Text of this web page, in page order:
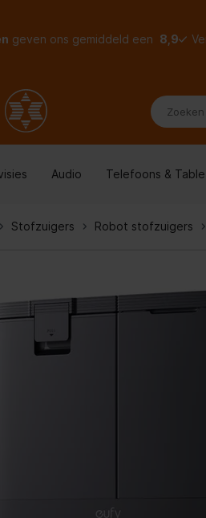
geven ons gemiddeld een 8,9
Audio Telefoons &
Stofzuigers Robot stofzuigers